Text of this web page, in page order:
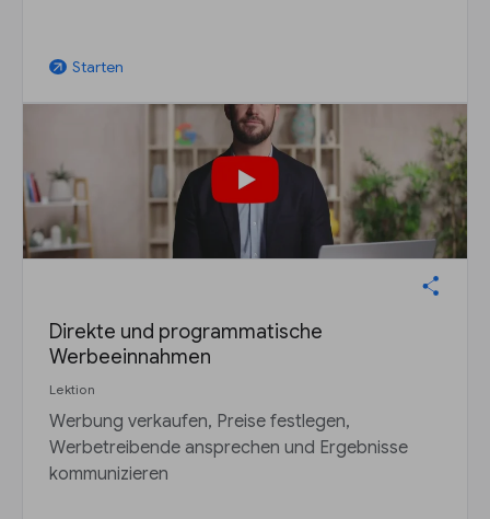
arrow_outward Starten
Direkte und programmatische
Werbeeinnahmen
Lektion
Werbung verkaufen, Preise festlegen,
Werbetreibende ansprechen und Ergebnisse
kommunizieren